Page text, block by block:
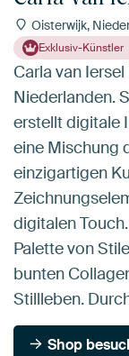
Oisterwijk,
Exklusiv-Künstler
Carla van
Niederlanden.
erstellt digitale
eine Mischung
einzigartigen
digitalen
Palette von
bunten
Stillleben.
Shop